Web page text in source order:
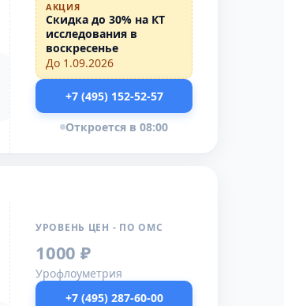
АКЦИЯ
Скидка до 30% на КТ
исследования в
воскресенье
До 1.09.2026
+7 (495) 152-52-57
Откроется в 08:00
УРОВЕНЬ ЦЕН - ПО ОМС
1000 ₽
Урофлоуметрия
+7 (495) 287-60-00